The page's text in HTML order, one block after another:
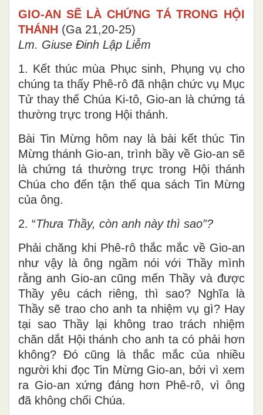
GIO-AN SẼ LÀ CHỨNG TÁ TRONG HỘI
THÁNH (Ga 21,20-25)
Lm. Giuse Đinh Lập Liễm
1. Kết thúc mùa Phục sinh, Phụng vụ cho
chúng ta thấy Phê-rô đã nhận chức vụ Mục
Tử thay thế Chúa Ki-tô, Gio-an là chứng tá
thường trực trong Hội thánh.
Bài Tin Mừng hôm nay là bài kết thúc Tin
Mừng thánh Gio-an, trình bầy về Gio-an sẽ
là chứng tá thường trực trong Hội thánh
Chúa cho đến tận thế qua sách Tin Mừng
của ông.
2. “Thưa Thầy, còn anh này thì sao”?
Phải chăng khi Phê-rô thắc mắc về Gio-an
như vậy là ông ngầm nói với Thầy mình
rằng anh Gio-an cũng mến Thầy và được
Thầy yêu cách riêng, thì sao? Nghĩa là
Thầy sẽ trao cho anh ta nhiệm vụ gì? Hay
tại sao Thầy lại không trao trách nhiệm
chăn dắt Hội thánh cho anh ta có phải hơn
không? Đó cũng là thắc mắc của nhiều
người khi đọc Tin Mừng Gio-an, bởi vì xem
ra Gio-an xứng đáng hơn Phê-rô, vì ông
đã không chối Chúa.